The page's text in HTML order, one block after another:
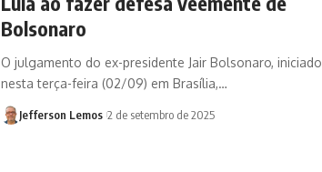
Bolsonaro
O julgamento do ex-presidente Jair Bolsonaro, iniciado
nesta terça-feira (02/09) em Brasília,…
Jefferson Lemos 2 de setembro de 2025